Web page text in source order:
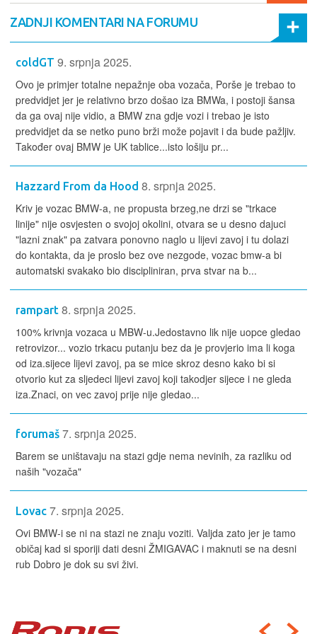
ZADNJI KOMENTARI NA FORUMU
coldGT 9. srpnja 2025.
Ovo je primjer totalne nepažnje oba vozača, Porše je trebao to
predvidjet jer je relativno brzo došao iza BMWa, i postoji šansa
da ga ovaj nije vidio, a BMW zna gdje vozi i trebao je isto
predvidjet da se netko puno brži može pojavit i da bude pažljiv.
Također ovaj BMW je UK tablice...isto lošiju pr...
Hazzard From da Hood 8. srpnja 2025.
Kriv je vozac BMW-a, ne propusta brzeg,ne drzi se "trkace
linije" nije osvjesten o svojoj okolini, otvara se u desno dajuci
"lazni znak" pa zatvara ponovno naglo u lijevi zavoj i tu dolazi
do kontakta, da je proslo bez ove nezgode, vozac bmw-a bi
automatski svakako bio discipliniran, prva stvar na b...
rampart 8. srpnja 2025.
100% krivnja vozaca u MBW-u.Jedostavno lik nije uopce gledao
retrovizor... vozio trkacu putanju bez da je provjerio ima li koga
od iza.sijece lijevi zavoj, pa se mice skroz desno kako bi si
otvorio kut za sljedeci lijevi zavoj koji takodjer sijece i ne gleda
iza.Znaci, on vec zavoj prije nije gledao...
forumaš 7. srpnja 2025.
Barem se uništavaju na stazi gdje nema nevinih, za razliku od
naših "vozača"
Lovac 7. srpnja 2025.
Ovi BMW-i se ni na stazi ne znaju voziti. Valjda zato jer je tamo
običaj kad si sporiji dati desni ŽMIGAVAC i maknuti se na desni
rub Dobro je dok su svi živi.